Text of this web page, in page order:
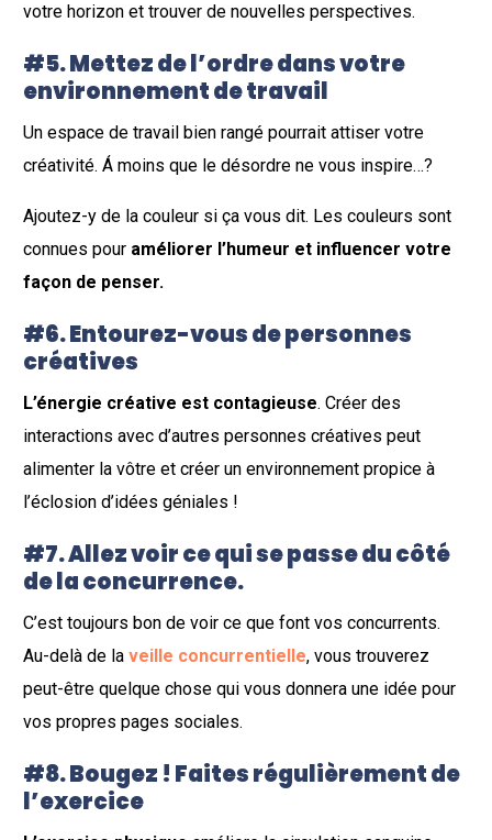
votre horizon et trouver de nouvelles perspectives.
#5. Mettez de l’ordre dans votre
environnement de travail
Un espace de travail bien rangé pourrait attiser votre
créativité. Á moins que le désordre ne vous inspire…?
Ajoutez-y de la couleur si ça vous dit. Les couleurs sont
connues pour améliorer l’humeur et influencer votre
façon de penser.
#6. Entourez-vous de personnes
créatives
L’énergie créative est contagieuse. Créer des
interactions avec d’autres personnes créatives peut
alimenter la vôtre et créer un environnement propice à
l’éclosion d’idées géniales !
#7. Allez voir ce qui se passe du côté
de la concurrence.
C’est toujours bon de voir ce que font vos concurrents.
Au-delà de laveille concurrentielle, vous trouverez
peut-être quelque chose qui vous donnera une idée pour
vos propres pages sociales.
#8. Bougez ! Faites régulièrement de
l’exercice